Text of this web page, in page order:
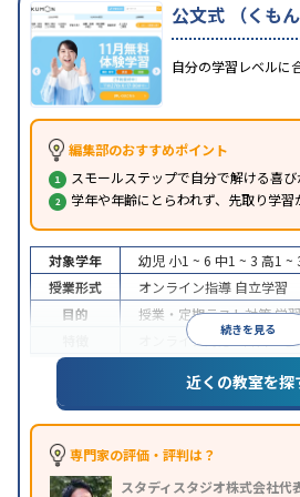
公文式 （くも
自分の学習レベルに
編集部のおすすめポイント
スモールステップで自分で解ける喜び
学年や年齢にとらわれず、先取り学習
続きを見る
対象学年 幼児 小1 ~ 6 中1 ~ 3 高1 ~
授業形式
オンライン指導 自立学習
目的
授業・定期テスト対策学
オンライン対応1科目から
近くの教室を探
専門家の評価・評判は？
スタディスタジオ株式会社代